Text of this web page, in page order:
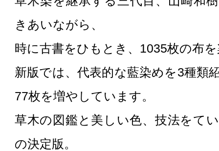
きあいながら、
時に古書をひもとき、1035枚の布
新版では、代表的な藍染めを3種類
77枚を増やしています。
草木の図鑑と美しい色、技法をて
の決定版。